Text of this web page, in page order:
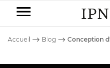
Particuliers
Accueil ⟶ Blog ⟶ Conception